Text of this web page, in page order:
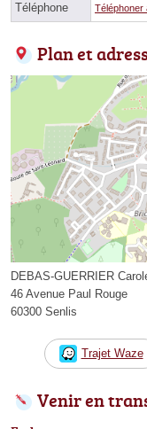
Téléphone Téléphoner
Plan et
DEBAS-GUERRIER
46 Avenue Paul Rouge
60300 Senlis
Trajet Waze
Venir en